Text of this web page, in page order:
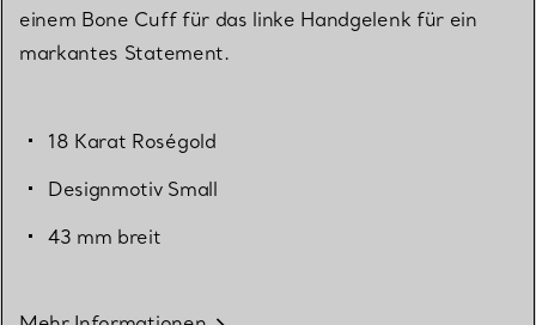
einem Bone Cuff für das linke Handgelenk für ein
markantes Statement.
18 Karat Roségold
Designmotiv Small
43 mm breit